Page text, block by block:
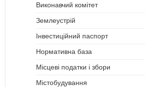
Виконавчий комітет
Землеустрій
Інвестиційний паспорт
Нормативна база
Місцеві податки і збори
Містобудування